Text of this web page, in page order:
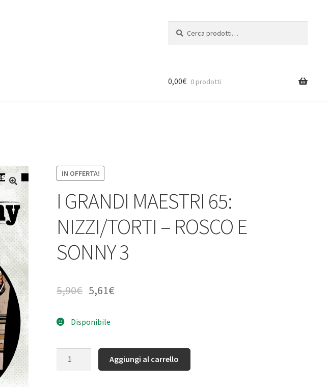
0,00€ 0 prodotti
IN OFFERTA!
I GRANDI MAESTRI 65:
NIZZI/TORTI – ROSCO E
SONNY 3
5,90€ 5,61€
Disponibile
Aggiungi al carrello